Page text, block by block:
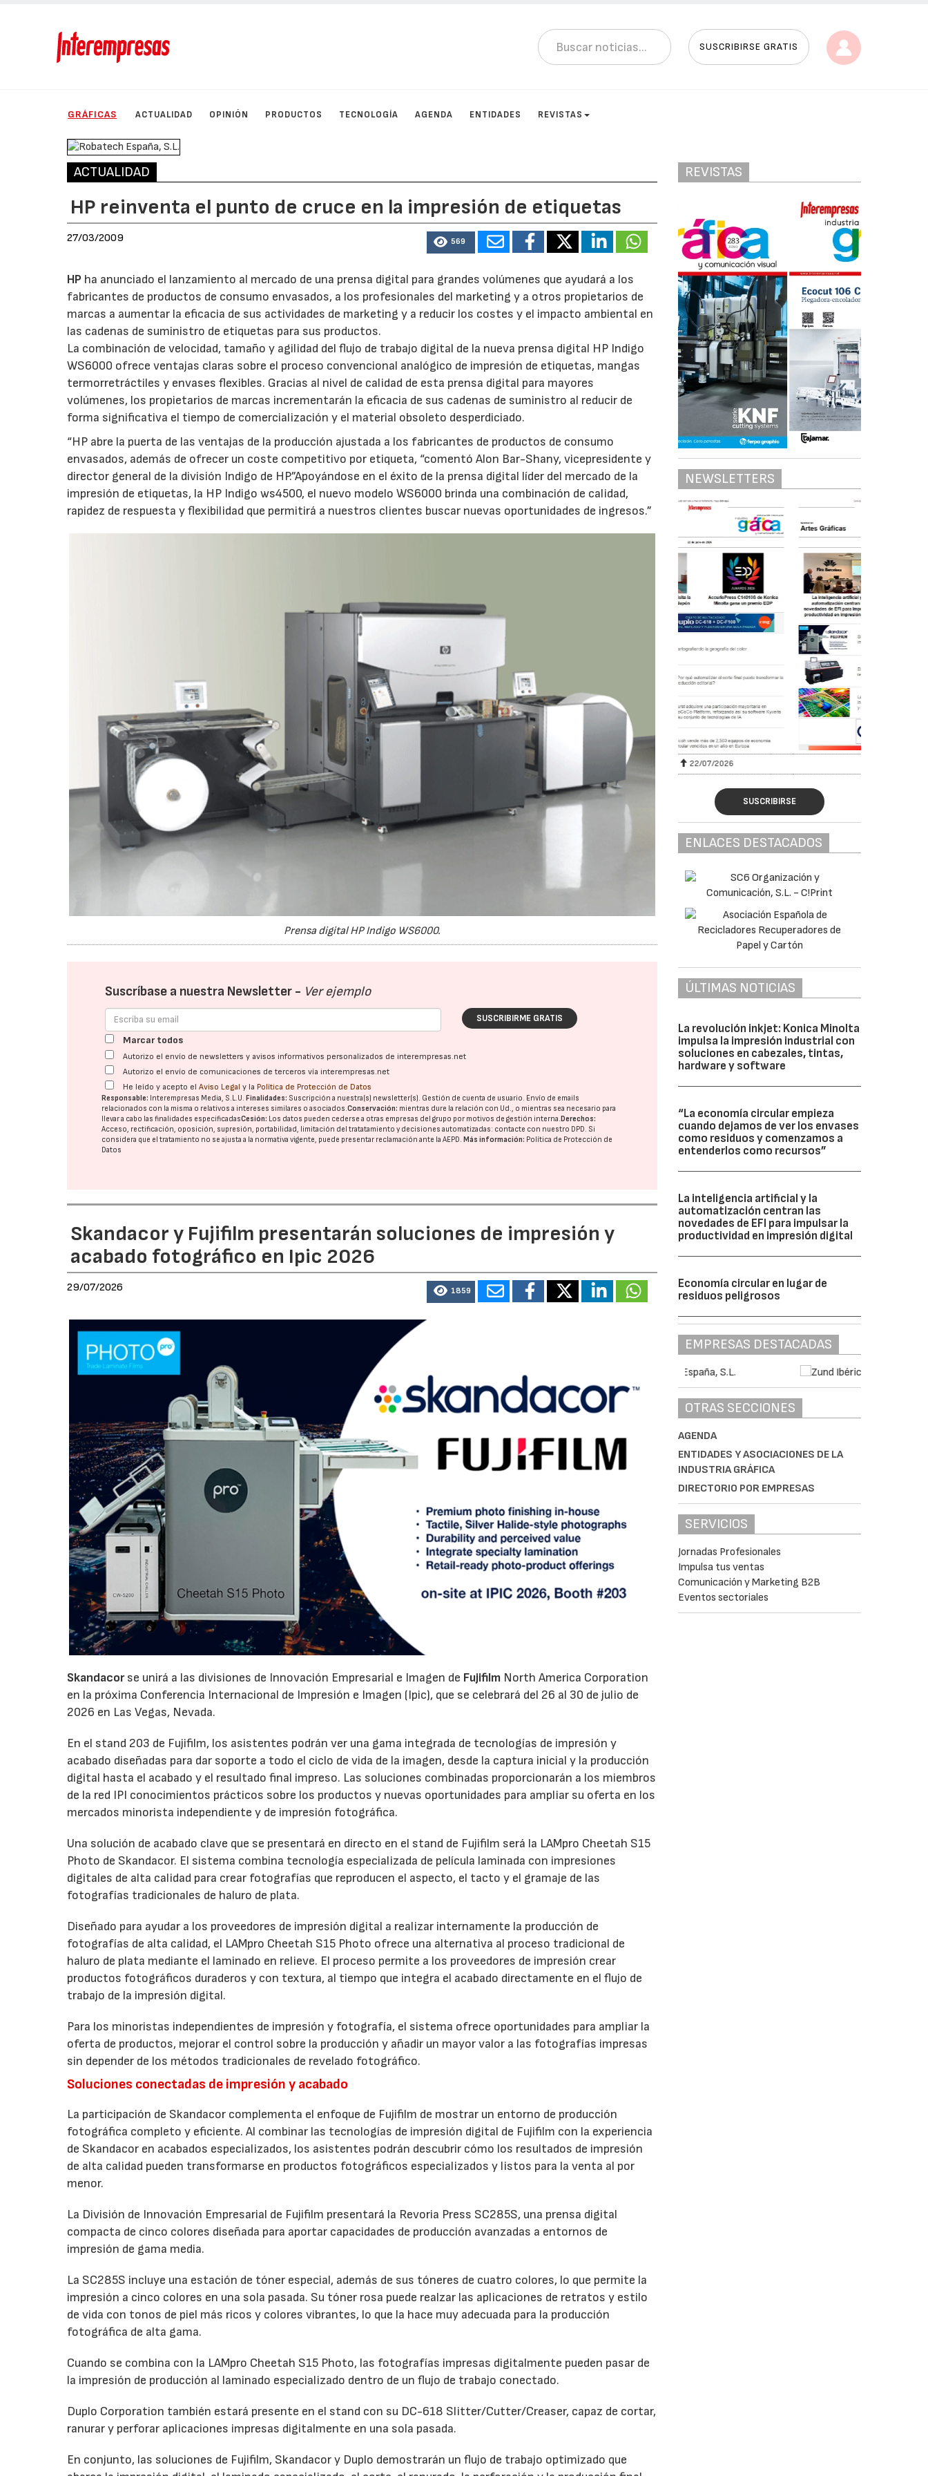
SUSCRIBIRSE GRATIS
GRÁFICAS ACTUALIDAD OPINIÓN PRODUCTOS TECNOLOGÍA AGENDA ENTIDADES REVISTAS
ACTUALIDAD
HP reinventa el punto de cruce en la impresión de etiquetas
27/03/2009 569
HP ha anunciado el lanzamiento al mercado de una prensa digital para grandes volúmenes que ayudará a los
fabricantes de productos de consumo envasados, a los profesionales del marketing y a otros propietarios de
marcas a aumentar la eficacia de sus actividades de marketing y a reducir los costes y el impacto ambiental en
las cadenas de suministro de etiquetas para sus productos.
La combinación de velocidad, tamaño y agilidad del flujo de trabajo digital de la nueva prensa digital HP Indigo
WS6000 ofrece ventajas claras sobre el proceso convencional analógico de impresión de etiquetas, mangas
termorretráctiles y envases flexibles. Gracias al nivel de calidad de esta prensa digital para mayores
volúmenes, los propietarios de marcas incrementarán la eficacia de sus cadenas de suministro al reducir de
forma significativa el tiempo de comercialización y el material obsoleto desperdiciado.
“HP abre la puerta de las ventajas de la producción ajustada a los fabricantes de productos de consumo
envasados, además de ofrecer un coste competitivo por etiqueta, “comentó Alon Bar-Shany, vicepresidente y
director general de la división Indigo de HP.”Apoyándose en el éxito de la prensa digital líder del mercado de la
impresión de etiquetas, la HP Indigo ws4500, el nuevo modelo WS6000 brinda una combinación de calidad,
rapidez de respuesta y flexibilidad que permitirá a nuestros clientes buscar nuevas oportunidades de ingresos.”
Prensa digital HP Indigo WS6000.
Suscríbase a nuestra Newsletter - Ver ejemplo
SUSCRIBIRME GRATIS
Marcar todos
Autorizo el envío de newsletters y avisos informativos personalizados de interempresas.net
Autorizo el envío de comunicaciones de terceros vía interempresas.net
He leído y acepto elAviso Legal y la Política de Protección de Datos
Responsable: Interempresas Media, S.L.U.Finalidades: Suscripción a nuestra(s) newsletter(s). Gestión de cuenta de usuario. Envío de emails
relacionados con la misma o relativos a intereses similares o asociados.Conservación: mientras dure la relación con Ud., o mientras sea necesario para
llevar a cabo las finalidades especificadasCesión: Los datos pueden cederse a otras empresas del grupo por motivos de gestión interna.Derechos:
Acceso, rectificación, oposición, supresión, portabilidad, limitación del tratatamiento y decisiones automatizadas: contacte con nuestro DPD . Si
considera que el tratamiento no se ajusta a la normativa vigente, puede presentar reclamación ante laAEPD .Más información: Política de Protección de
Datos
Skandacor y Fujifilm presentarán soluciones de impresión y
acabado fotográfico en Ipic 2026
29/07/2026 1859
Skandacorse unirá a las divisiones de Innovación Empresarial e Imagen de Fujifilm North America Corporation
en la próxima Conferencia Internacional de Impresión e Imagen (Ipic), que se celebrará del 26 al 30 de julio de
2026 en Las Vegas, Nevada.
En el stand 203 de Fujifilm, los asistentes podrán ver una gama integrada de tecnologías de impresión y
acabado diseñadas para dar soporte a todo el ciclo de vida de la imagen, desde la captura inicial y la producción
digital hasta el acabado y el resultado final impreso. Las soluciones combinadas proporcionarán a los miembros
de la red IPI conocimientos prácticos sobre los productos y nuevas oportunidades para ampliar su oferta en los
mercados minorista independiente y de impresión fotográfica.
Una solución de acabado clave que se presentará en directo en el stand de Fujifilm será la LAMpro Cheetah S15
Photo de Skandacor. El sistema combina tecnología especializada de película laminada con impresiones
digitales de alta calidad para crear fotografías que reproducen el aspecto, el tacto y el gramaje de las
fotografías tradicionales de haluro de plata.
Diseñado para ayudar a los proveedores de impresión digital a realizar internamente la producción de
fotografías de alta calidad, el LAMpro Cheetah S15 Photo ofrece una alternativa al proceso tradicional de
haluro de plata mediante el laminado en relieve. El proceso permite a los proveedores de impresión crear
productos fotográficos duraderos y con textura, al tiempo que integra el acabado directamente en el flujo de
trabajo de la impresión digital.
Para los minoristas independientes de impresión y fotografía, el sistema ofrece oportunidades para ampliar la
oferta de productos, mejorar el control sobre la producción y añadir un mayor valor a las fotografías impresas
sin depender de los métodos tradicionales de revelado fotográfico.
Soluciones conectadas de impresión y acabado
La participación de Skandacor complementa el enfoque de Fujifilm de mostrar un entorno de producción
fotográfica completo y eficiente. Al combinar las tecnologías de impresión digital de Fujifilm con la experiencia
de Skandacor en acabados especializados, los asistentes podrán descubrir cómo los resultados de impresión
de alta calidad pueden transformarse en productos fotográficos especializados y listos para la venta al por
menor.
La División de Innovación Empresarial de Fujifilm presentará la Revoria Press SC285S, una prensa digital
compacta de cinco colores diseñada para aportar capacidades de producción avanzadas a entornos de
impresión de gama media.
La SC285S incluye una estación de tóner especial, además de sus tóneres de cuatro colores, lo que permite la
impresión a cinco colores en una sola pasada. Su tóner rosa puede realzar las aplicaciones de retratos y estilo
de vida con tonos de piel más ricos y colores vibrantes, lo que la hace muy adecuada para la producción
fotográfica de alta gama.
Cuando se combina con la LAMpro Cheetah S15 Photo, las fotografías impresas digitalmente pueden pasar de
la impresión de producción al laminado especializado dentro de un flujo de trabajo conectado.
Duplo Corporation también estará presente en el stand con su DC-618 Slitter/Cutter/Creaser, capaz de cortar,
ranurar y perforar aplicaciones impresas digitalmente en una sola pasada.
En conjunto, las soluciones de Fujifilm, Skandacor y Duplo demostrarán un flujo de trabajo optimizado que
REVISTAS
NEWSLETTERS
SUSCRIBIRSE
ENLACES DESTACADOS
ÚLTIMAS NOTICIAS
La revolución inkjet: Konica Minolta
impulsa la impresión industrial con
soluciones en cabezales, tintas,
hardware y software
“La economía circular empieza
cuando dejamos de ver los envases
como residuos y comenzamos a
entenderlos como recursos”
La inteligencia artificial y la
automatización centran las
novedades de EFI para impulsar la
productividad en impresión digital
Economía circular en lugar de
residuos peligrosos
EMPRESAS DESTACADAS
OTRAS SECCIONES
AGENDA
ENTIDADES Y ASOCIACIONES DE LA
INDUSTRIA GRÁFICA
DIRECTORIO POR EMPRESAS
SERVICIOS
Jornadas Profesionales
Impulsa tus ventas
Comunicación y Marketing B2B
Eventos sectoriales